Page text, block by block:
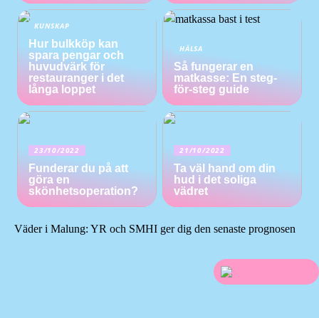
KUNSKAP
Hur bulkköp kan
spara pengar och
huvudvärk för
restauranger i det
långa loppet
HÄLSA
Så fungerar en
matkasse: En steg-
för-steg guide
23/10/2022
Funderar du på att
göra en
skönhetsoperation?
21/10/2022
Ta väl hand om din
hud i det soliga
vädret
Väder i Malung: YR och SMHI ger dig den senaste prognosen